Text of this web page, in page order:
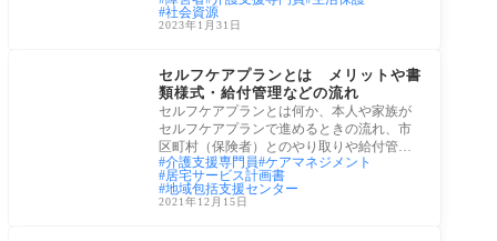
社会資源
2023年1月31日
セルフケアプランとは メリットや書
類様式・給付管理などの流れ
セルフケアプランとは何か、本人や家族が
セルフケアプランで進めるときの流れ、市
区町村（保険者）とのやり取りや給付管理
の仕組
介護支援専門員 ケアマネジメント
居宅サービス計画書
地域包括支援センター
2021年12月15日